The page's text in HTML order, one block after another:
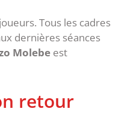
Tous les cadres
dernières séances
Molebe est
retour